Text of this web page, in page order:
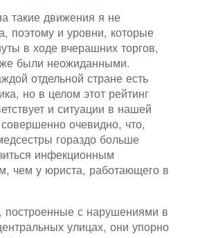
такие движения я не
поэтому и уровни, которые
в ходе вчерашних торгов,
были неожиданными.
отдельной стране есть
но в целом этот рейтинг
и ситуации в нашей
очевидно, что,
гораздо больше
инфекционным
чем у юриста, работающего в
построенные с нарушениями в
улицах, они упорно